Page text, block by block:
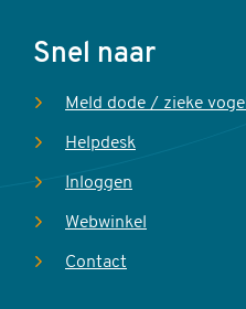
Voet
Snel naar
Meld dode / zieke vogel
Helpdesk
Inloggen
Webwinkel
Contact